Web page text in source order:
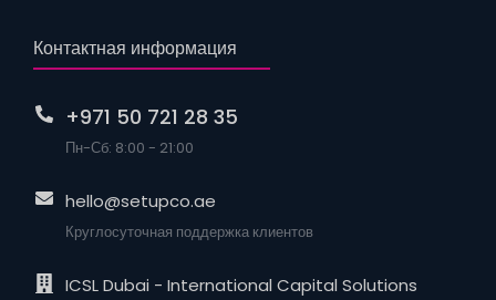
Контактная информация
+971 50 721 28 35
Пн-Сб: 8:00 - 21:00
hello@setupco.ae
Круглосуточная поддержка клиентов
ICSL Dubai - International Capital Solutions